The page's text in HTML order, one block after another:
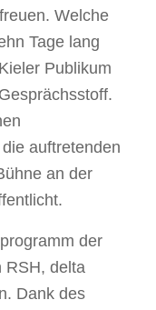
Welche
Tage lang
Publikum
auftretenden
an der
der
RSH, delta
Dank des